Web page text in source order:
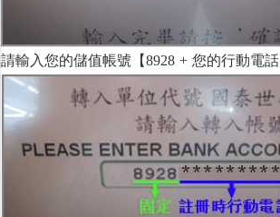
請輸入您的儲值帳號【8928+ 您的行動電話